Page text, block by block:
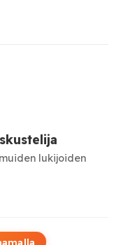
lukijoiden